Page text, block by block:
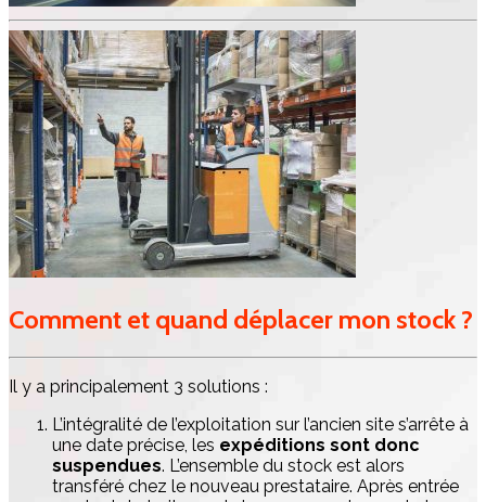
Comment et quand déplacer mon stock ?
Il y a principalement 3 solutions :
L’intégralité de l’exploitation sur l’ancien site s’arrête à
une date précise, les expéditions sont donc
suspendues. L’ensemble du stock est alors
transféré chez le nouveau prestataire. Après entrée